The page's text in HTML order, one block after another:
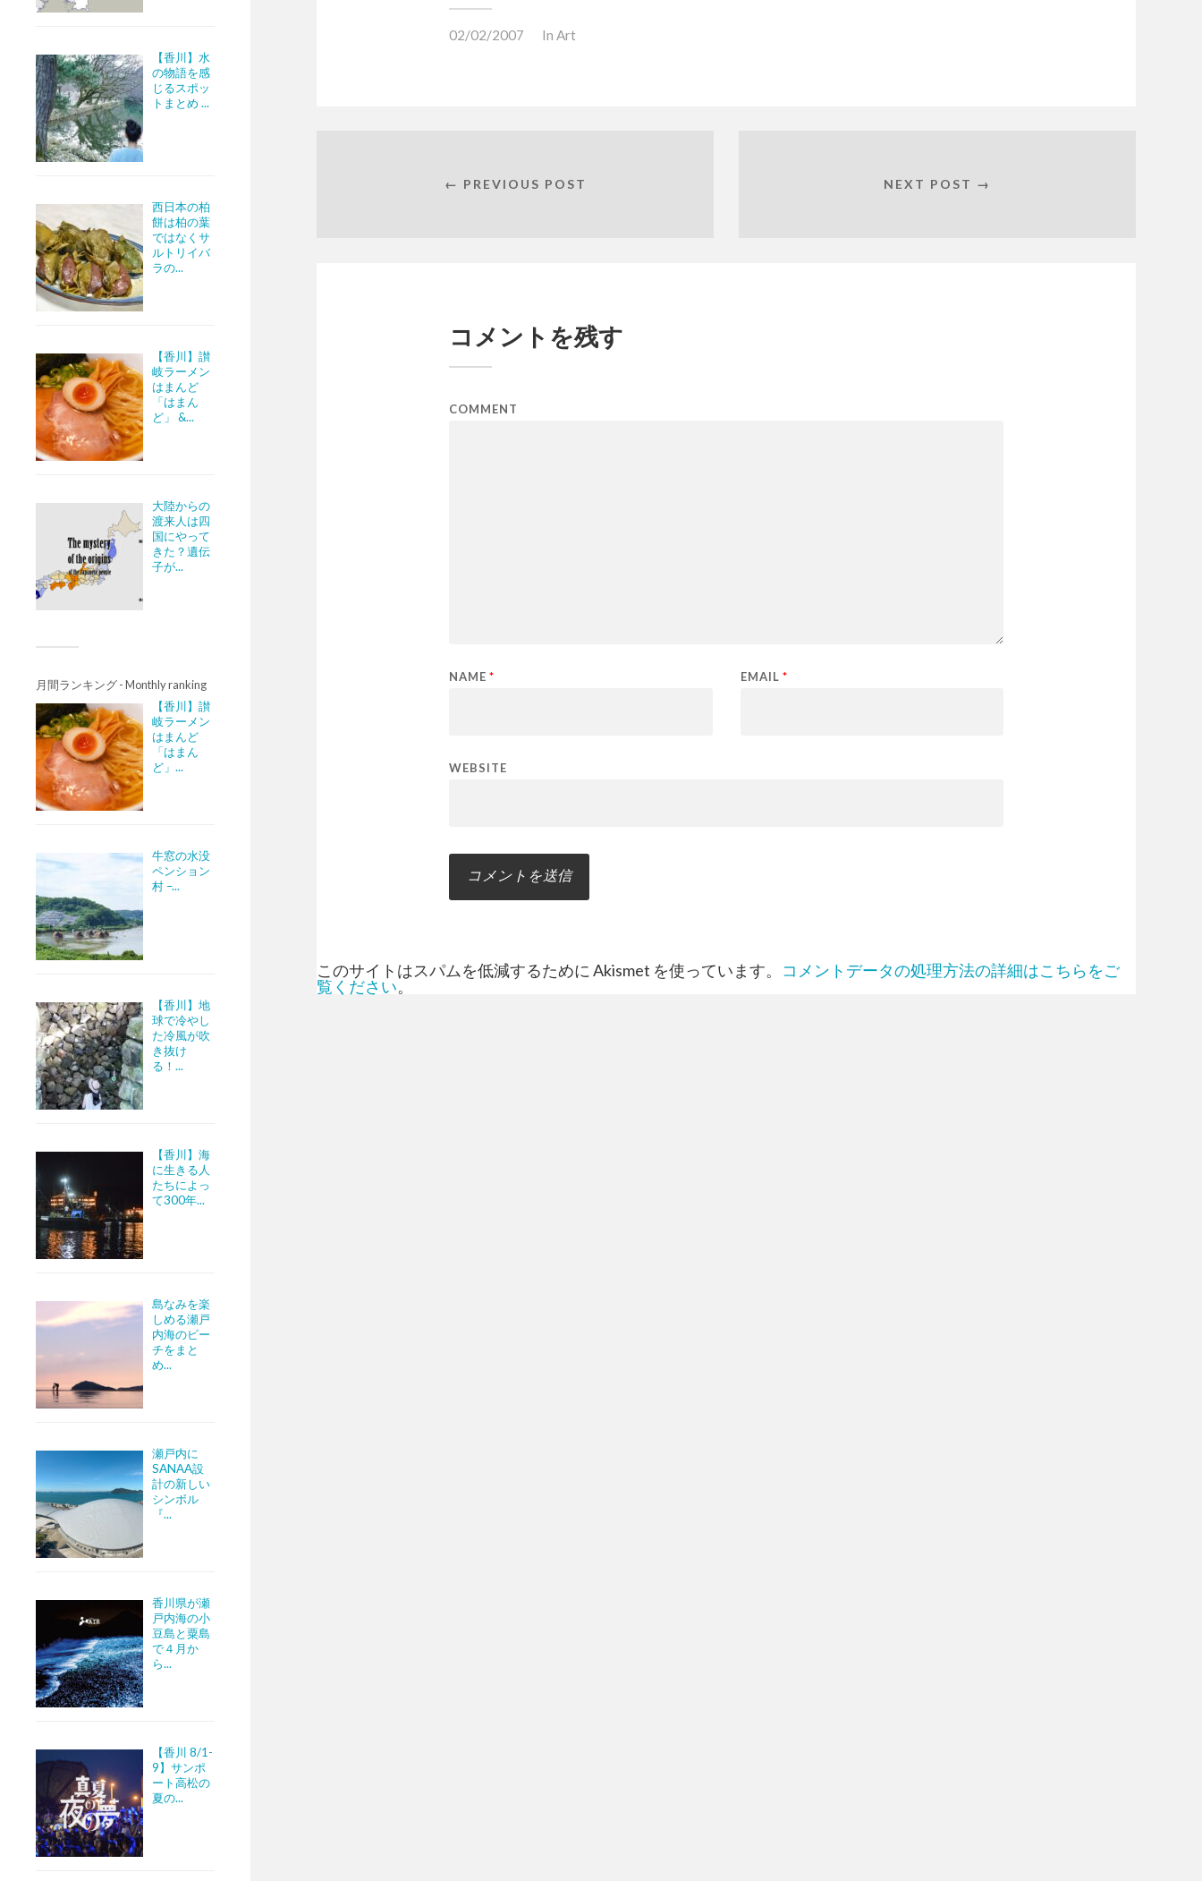
【香川】水
の物語を感
じるスポッ
トまとめ ...
西日本の柏
餅は柏の葉
ではなくサ
ルトリイバ
ラの...
【香川】讃
岐ラーメン
はまんど
「はまん
ど」 &...
大陸からの
渡来人は四
国にやって
きた？遺伝
子が...
月間ランキング - Monthly ranking
【香川】讃
岐ラーメン
はまんど
「はまん
ど」...
牛窓の水没
ペンション
村 –...
【香川】地
球で冷やし
た冷風が吹
き抜け
る！...
【香川】海
に生きる人
たちによっ
て300年...
島なみを楽
しめる瀬戸
内海のビー
チをまと
め...
瀬戸内に
SANAA設
計の新しい
シンボル
『...
香川県が瀬
戸内海の小
豆島と粟島
で４月か
ら...
【香川 8/1-
9】サンポ
ート高松の
夏の...
02/02/2007 In Art
← PREVIOUS POST NEXT POST →
コメントを残す
COMMENT
NAME * EMAIL *
WEBSITE
このサイトはスパムを低減するために Akismet を使っています。 コメントデータの処理方法の詳細はこちらをご
覧ください。